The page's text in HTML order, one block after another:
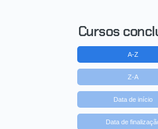
Cursos
A-Z
Z-A
Data de início
Data de